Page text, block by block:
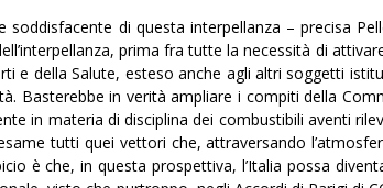
soddisfacente di questa interpellanza – precisa
prima fra tutte la necessità di
e della Salute, esteso anche agli altri soggetti
Basterebbe in verità ampliare i compiti della
in materia di disciplina dei combustibili aventi
tutti quei vettori che, attraversando
è che, in questa prospettiva, l’Italia possa